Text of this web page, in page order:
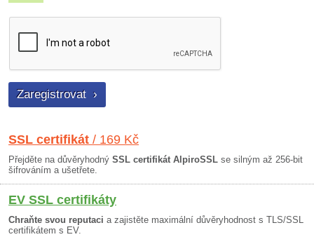
SSL certifikát / 169 Kč
Přejděte na důvěryhodný SSL certifikát AlpiroSSL se silným až 256-bit
šifrováním a ušetřete.
EV SSL certifikáty
Chraňte svou reputaci a zajistěte maximální důvěryhodnost s TLS/SSL
certifikátem s EV.